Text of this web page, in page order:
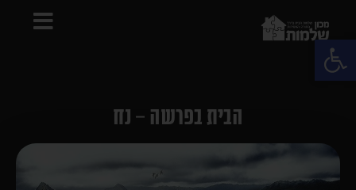
פתח סרגל נגישות
הבית בפרשה – נח